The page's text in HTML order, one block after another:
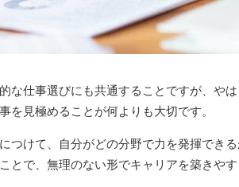
な仕事選びにも共通することですが、や
を見極めることが何よりも大切です。
つけて、自分がどの分野で力を発揮でき
とで、無理のない形でキャリアを築きや